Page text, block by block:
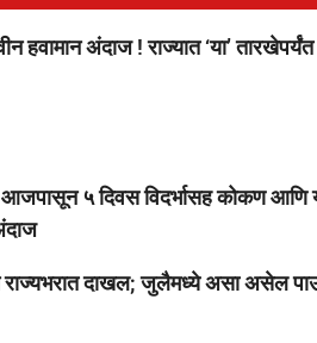
हवामान अंदाज ! राज्यात ‘या’
५ दिवस विदर्भासह कोकण आणि या
दाखल; जुलैमध्ये असा असेल